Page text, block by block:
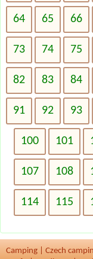
64 65 66
73 74 75
82 83 84
91 92 93
100 101
107 108
114 115
Camping Czech